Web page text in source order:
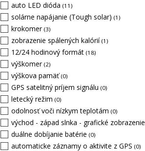
auto LED dióda (11)
solárne napájanie (Tough solar) (1)
krokomer (3)
zobrazenie spálených kalórií (1)
12/24 hodinový formát (18)
výškomer (2)
výškova pamäť(0)
GPS satelitný príjem signálu (0)
letecký režim (0)
odolnosť voči nízkym teplotám (0)
východ - západ slnka - grafické zobrazenie
duálne dobíjanie batérie (0)
automaticke záznamy o aktivite z GPS (0)